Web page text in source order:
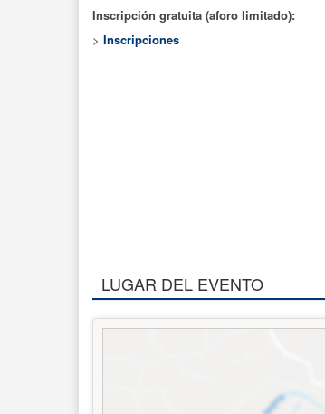
Inscripción gratuita (aforo limitado):
> Inscripciones
LUGAR DEL EVENTO